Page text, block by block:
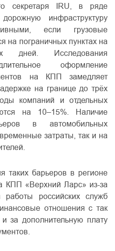
секретаря IRU, в ряде
инфраструктуру
если грузовые
на пограничных пунктах на
дней. Исследования
оформление
на КПП замедляет
на границе до трёх
компаний и отдельных
на 10–15%. Наличие
в автомобильных
затраты, так и на
таких барьеров в регионе
КПП «Верхний Ларс» из-за
российских служб
отношения с так
за дополнительную плату